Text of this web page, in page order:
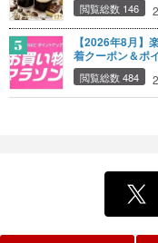
閲覧総数 146
【2026年8月】
着クーポン＆ポ
閲覧総数 484